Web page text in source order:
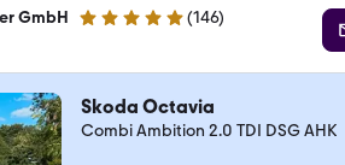
GmbH 4.8 Sterne (146)
Skoda Octavia
Combi Ambition 2.0 TDI DSG AHK